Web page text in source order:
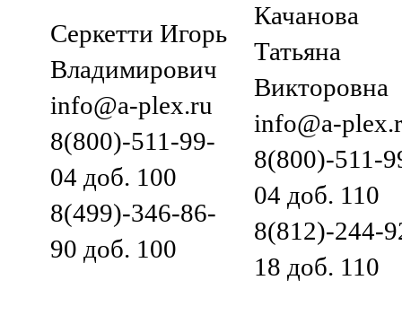
Серкетти Игорь
Владимирович
info@a-plex.ru
8(800)-511-99-
04 доб. 100
8(499)-346-86-
90 доб. 100
Качанова
Татьяна
Викторовна
info@a-
8(800)-511-
04 доб. 110
8(812)-244-
18 доб. 110